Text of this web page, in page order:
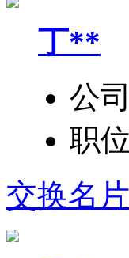
丁**
公
职
交换名片